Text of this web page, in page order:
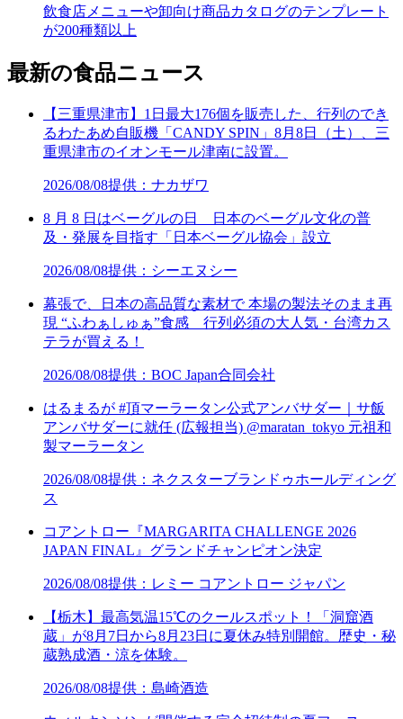
飲食店メニューや卸向け商品カタログのテンプレート
が200種類以上
最新の食品ニュース
【三重県津市】1日最大176個を販売した、行列のでき
るわたあめ自販機「CANDY SPIN」8月8日（土）、三
重県津市のイオンモール津南に設置。
2026/08/08提供：ナカザワ
8 月 8 日はベーグルの日 日本のベーグル文化の普
及・発展を目指す「日本ベーグル協会」設立
2026/08/08提供：シーエヌシー
幕張で、日本の高品質な素材で 本場の製法そのまま再
現 “ふわぁしゅぁ”食感 行列必須の大人気・台湾カス
テラが買える！
2026/08/08提供：BOC Japan合同会社
はるまるが #頂マーラータン公式アンバサダー｜サ飯
アンバサダーに就任 (広報担当) @maratan_tokyo 元祖和
製マーラータン
2026/08/08提供：ネクスターブランドゥホールディング
ス
コアントロー『MARGARITA CHALLENGE 2026
JAPAN FINAL』グランドチャンピオン決定
2026/08/08提供：レミー コアントロー ジャパン
【栃木】最高気温15℃のクールスポット！「洞窟酒
蔵」が8月7日から8月23日に夏休み特別開館。歴史・秘
蔵熟成酒・涼を体験。
2026/08/08提供：島崎酒造